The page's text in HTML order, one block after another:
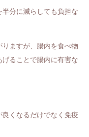
分に減らしても負担な
ますが、腸内を食べ物
ることで腸内に有害な
くなるだけでなく免疫